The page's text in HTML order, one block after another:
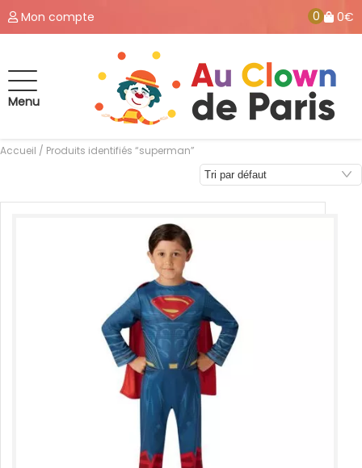
Mon compte 0 0€
Menu
Accueil / Produits identifiés “superman”